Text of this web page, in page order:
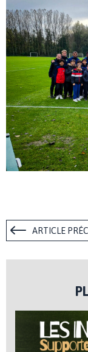
ARTICLE